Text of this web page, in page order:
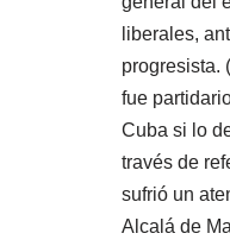
liberales,
progresista.
fue
Cuba si lo
través de
sufrió un
Alcalá de